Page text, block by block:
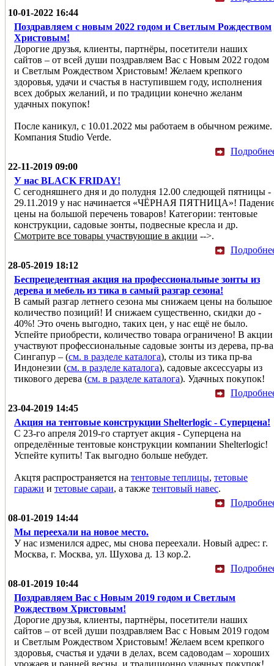
10-01-2022 16:44
Поздравляем с новым 2022 годом и Светлым Рождеством
Христовым!
Дорогие друзья, клиенты, партнёры, посетители наших
сайтов – от всей души поздравляем Вас с Новым 2022 годом
и Светлым Рождеством Христовым! Желаем крепкого
здоровья, удачи и счастья в наступившем году, исполнения
всех добрых желаний, и по традиции конечно желанм
удачных покупок!
После каникул, с 10.01.2022 мы работаем в обычном режиме.
Компания Studio Verde.
22-11-2019 09:00
У нас BLACK FRIDAY!
С сегодняшнего дня и до полудня 12.00 следющей пятницы -
29.11.2019 у нас начинается «ЧЁРНАЯ ПЯТНИЦА»!
цены на большой перечень товаров! Категории: тентовые
конструкции, садовые зонты, подвесные кресла и др.
Смотрите все товары участвующие в акции -->.
28-05-2019 18:12
Беспрецедентная акция на профессиональные зонты из
дерева и мебель из тика в самый разгар сезона!
В самый разгар летнего сезона мы снижаем цены на большое
количество позиций! И снижаем существенно, скидки до -
40%! Это очень выгодно, таких цен, у нас ещё не было.
Успейте приобрести, количество товара ограничено! В акции
участвуют профессиональные садовые зонты из дерева, пр-ва
Сингапур – (см. в разделе каталога), столы из тика пр-ва
Индонезии (см. в разделе каталога), садовые аксессуары из
тикового дерева (см. в разделе каталога). Удачных покупок!
23-04-2019 14:45
Акция на тентовые конструкции Shelterlogic - Суперцена!
С 23-го апреля 2019-го стартует акция - Суперцена на
определённые тентовые конструкции компании Shelterlogic!
Успейте купить! Так выгодно больше небудет.
Акцтя распространяется на тентовые теплицы, тетовые
гаражи и тетовые сараи, а также тентовый навес.
08-01-2019 14:44
Мы переехали на новое место.
У нас изменился адрес, мы снова переехали. Новый адрес: г.
Москва, г. Москва, ул. Шухова д. 13 кор.2.
08-01-2019 10:44
Поздравляем Вас с Новым 2019 годом и Светлым
Рождеством Христовым!
Дорогие друзья, клиенты, партнёры, посетители наших
сайтов – от всей души поздравляем Вас с Новым 2019 годом
и Светлым Рождеством Христовым! Желаем всем крепкого
здоровья, счастья и удачи в делах, всем садоводам – хороших
урожаев и ранней весны, и традиционно удачных покупок!